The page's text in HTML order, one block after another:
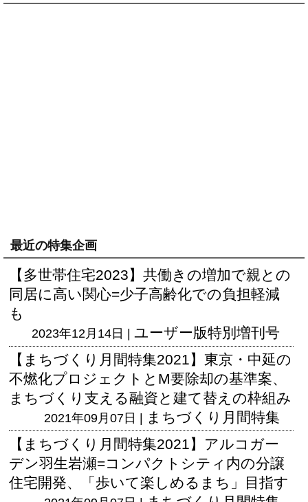
最近の特集企画
【多世帯住宅2023】共働きの増加で親との
同居に高い関心=少子高齢化での負担軽減
も
2023年12月14日 | ユーザー版特別増刊号
【まちづくり月間特集2021】東京・中延の
不燃化プロジェクトとM要除却の基準案、
まちづくり支える融資と建て替えの枠組み
2021年09月07日 | まちづくり月間特集
【まちづくり月間特集2021】アルコガー
デン羽生岩瀬=コンパクトシティ内の分譲
住宅開発、「歩いて楽しめるまち」目指す